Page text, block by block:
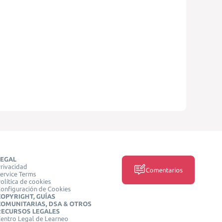
Terms
de cookies
de Cookies
GUÍAS
DSA & OTROS
LEGALES
Legal de Learneo
Comentarios